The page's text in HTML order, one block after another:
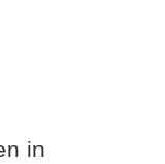
in